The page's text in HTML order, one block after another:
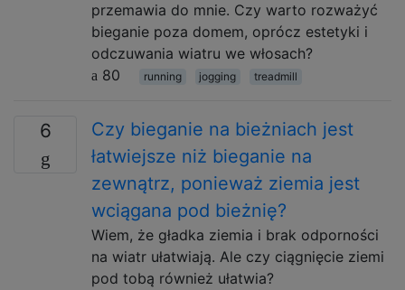
przemawia do mnie. Czy warto rozważyć
bieganie poza domem, oprócz estetyki i
odczuwania wiatru we włosach?
80
running jogging treadmill
6
Czy bieganie na bieżniach jest
łatwiejsze niż bieganie na
zewnątrz, ponieważ ziemia jest
wciągana pod bieżnię?
Wiem, że gładka ziemia i brak odporności
na wiatr ułatwiają. Ale czy ciągnięcie ziemi
pod tobą również ułatwia?